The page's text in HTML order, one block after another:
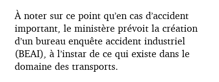
À noter sur ce point qu’en cas d’accident
important, le ministère prévoit la création
d’un bureau enquête accident industriel
(BEAI), à l’instar de ce qui existe dans le
domaine des transports.